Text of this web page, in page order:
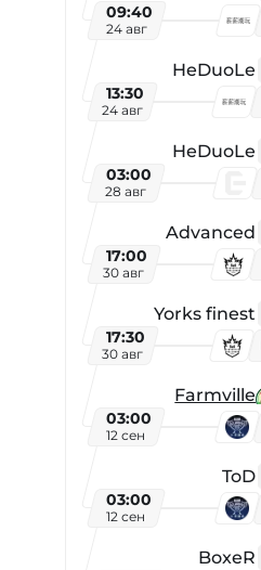
09:40
24 авг
HeDuoLe
13:30
24 авг
HeDuoLe
03:00
28 авг
Advanced
17:00
30 авг
Yorks finest
17:30
30 авг
Farmville
03:00
12 сен
ToD
03:00
12 сен
BoxeR